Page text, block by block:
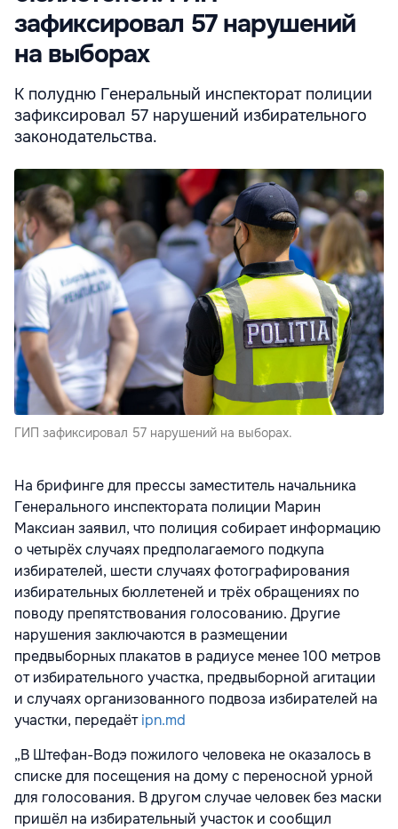
зафиксировал 57 нарушений
на выборах
К полудню Генеральный инспекторат полиции
зафиксировал 57 нарушений избирательного
законодательства.
ГИП зафиксировал 57 нарушений на выборах.
На брифинге для прессы заместитель начальника
Генерального инспектората полиции Марин
Максиан заявил, что полиция собирает информацию
о четырёх случаях предполагаемого подкупа
избирателей, шести случаях фотографирования
избирательных бюллетеней и трёх обращениях по
поводу препятствования голосованию. Другие
нарушения заключаются в размещении
предвыборных плакатов в радиусе менее 100 метров
от избирательного участка, предвыборной агитации
и случаях организованного подвоза избирателей на
участки, передаётipn.md
„В Штефан-Водэ пожилого человека не оказалось в
списке для посещения на дому с переносной урной
для голосования. В другом случае человек без маски
пришёл на избирательный участок и сообщил